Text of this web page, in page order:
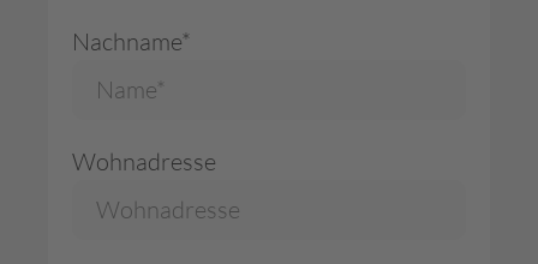
Nachname*
Wohnadresse